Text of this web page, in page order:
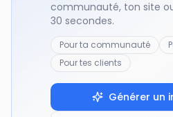
communauté, ton site
30 secondes.
Pour ta communauté
Pour tes clients
Générer un